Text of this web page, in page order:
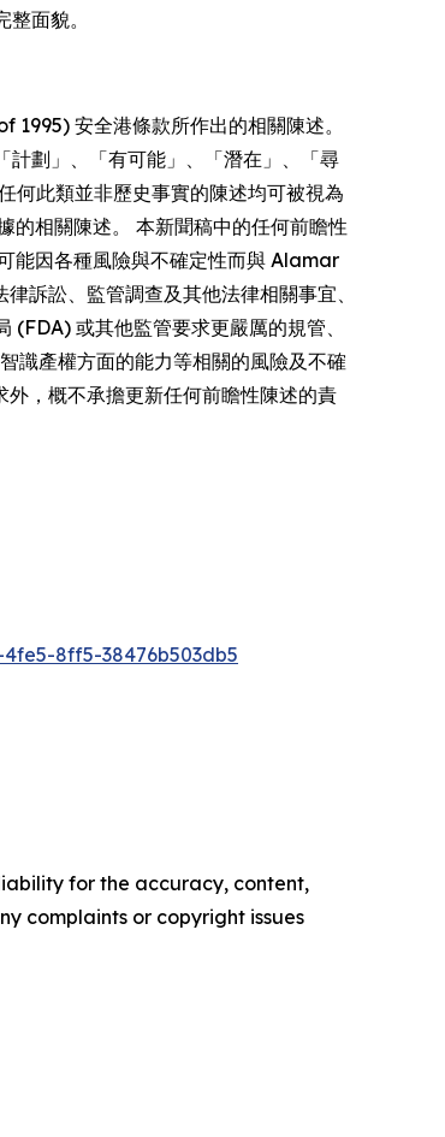
面貌。
安全港條款所作出的相關陳述。
計劃」、「有可能」、「潛在」、「尋
何此類並非歷史事實的陳述均可被視為
相關陳述。 本新聞稿中的任何前瞻性
能因各種風險與不確定性而與 Alamar
訴訟、監管調查及其他法律相關事宜、
或其他監管要求更嚴厲的規管、
識產權方面的能力等相關的風險及不確
，概不承擔更新任何前瞻性陳述的責
8ff5-38476b503db5
for the accuracy, content,
complaints or copyright issues